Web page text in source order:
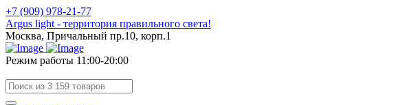
+7 (909) 978-21-77
Argus light - территория правильного света!
Москва, Причальный пр.10, корп.1
Режим работы 11:00-20:00